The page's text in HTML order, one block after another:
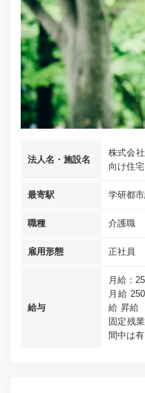
法人名・施設名
株式会
向け住
最寄駅 学研都
職種 介護職
雇用形態 正社員
給与
月給：
月給
給 昇給
固定残
間中は